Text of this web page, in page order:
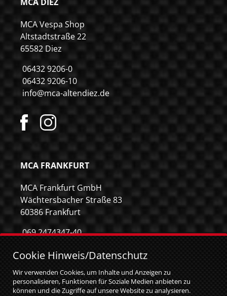
MCA Vespa Shop
Altstadtstraße 22
65582 Diez
06432 9206-0
06432 9206-10
info@mca-altendiez.de
MCA FRANKFURT
MCA Frankfurt GmbH
Wächtersbacher Straße 83
60386 Frankfurt
069 2474347-40
info@mca-frankfurt.de
Cookie Hinweis/Datenschutz
Wir verwenden Cookies, um Inhalte und Anzeigen zu
personalisieren, Funktionen für Soziale Medien anbieten zu
können und die Zugriffe auf unsere Website zu analysieren.